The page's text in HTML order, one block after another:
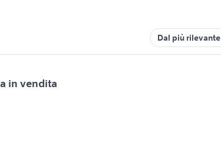
Dal più rilevante
in vendita